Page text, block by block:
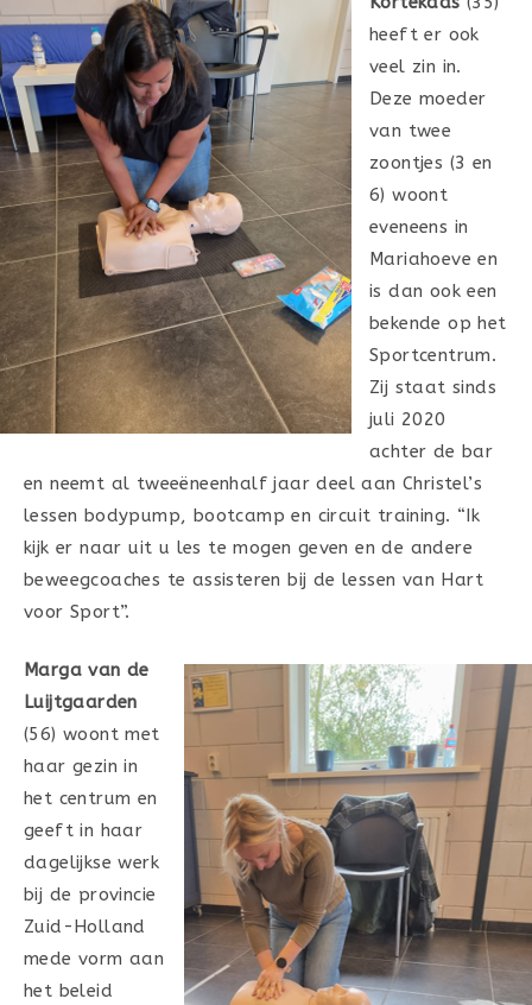
heeft er ook
veel zin in.
Deze moeder
van twee
zoontjes (3 en
6) woont
eveneens in
Mariahoeve en
is dan ook een
bekende op het
Sportcentrum.
Zij staat sinds
juli 2020
achter de bar
en neemt al tweeëneenhalf jaar deel aan Christel’s
lessen bodypump, bootcamp en circuit training. “Ik
kijk er naar uit u les te mogen geven en de andere
beweegcoaches te assisteren bij de lessen van Hart
voor Sport”.
Marga van de
Luijtgaarden
(56) woont met
haar gezin in
het centrum en
geeft in haar
dagelijkse werk
bij de provincie
Zuid-Holland
mede vorm aan
het beleid